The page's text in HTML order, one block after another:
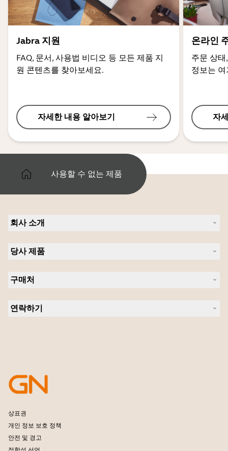
Jabra 지원
FAQ, 문서, 사용법 비디오 등 모든 제품 지
원 콘텐츠를 찾아보세요.
자세한 내용 알아보기
온라인
주문 상
정보는
자
사용할 수 없는 제품
회사 소개
채용
새 소식 및 보도자료
블로그 읽기
사례 연구
당사 제품
스피커폰
개인용 카메라
소프트웨어
구매처
연락하기
개발자 프로그램
파트너 프로그램
엔터프라이즈 제품 단종 정책
상표권
개인 정보 보호 정책
안전 및 경고